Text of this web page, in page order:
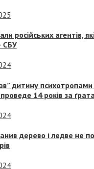
російських агентів,
СБУ
дитину психотропами
14 років за
дерево і ледве не